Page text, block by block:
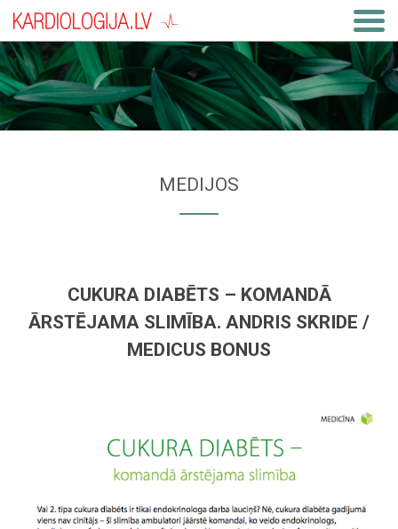
MEDIJOS
CUKURA DIABĒTS – KOMANDĀ
ĀRSTĒJAMA SLIMĪBA. ANDRIS SKRIDE /
MEDICUS BONUS